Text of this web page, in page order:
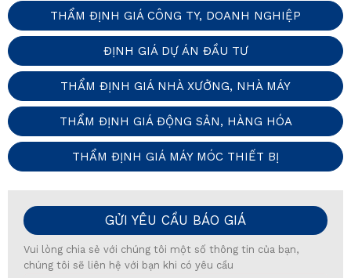
THẨM ĐỊNH GIÁ CÔNG TY, DOANH NGHIỆP
ĐỊNH GIÁ DỰ ÁN ĐẦU TƯ
THẨM ĐỊNH GIÁ NHÀ XƯỞNG, NHÀ MÁY
THẨM ĐỊNH GIÁ ĐỘNG SẢN, HÀNG HÓA
THẨM ĐỊNH GIÁ MÁY MÓC THIẾT BỊ
GỬI YÊU CẦU BÁO GIÁ
Vui lòng chia sẻ với chúng tôi một số thông tin của bạn,
chúng tôi sẽ liên hệ với bạn khi có yêu cầu